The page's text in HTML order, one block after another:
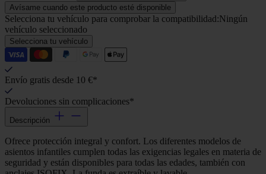
Avísame cuando este producto esté disponible
Selecciona tu vehículo para comprobar la compatibilidad:Ningún
vehículo seleccionado
Selecciona tu vehículo
Envío gratis desde 10 €*
Devoluciones sin complicaciones*
Descripción
Ofrece protección integral y confort. Los diferentes modelos de
asientos infantiles cumplen todas las exigencias legales en materia de
seguridad y están disponibles para todas las edades, también con